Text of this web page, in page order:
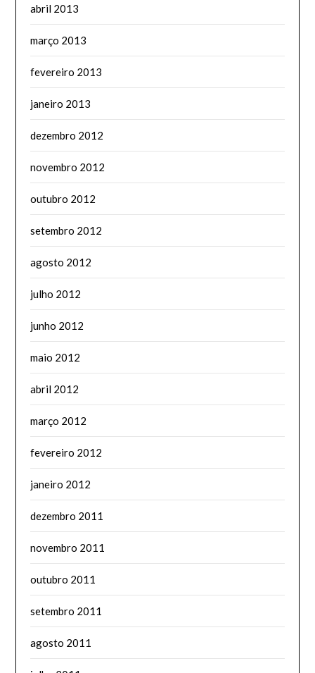
abril 2013
março 2013
fevereiro 2013
janeiro 2013
dezembro 2012
novembro 2012
outubro 2012
setembro 2012
agosto 2012
julho 2012
junho 2012
maio 2012
abril 2012
março 2012
fevereiro 2012
janeiro 2012
dezembro 2011
novembro 2011
outubro 2011
setembro 2011
agosto 2011